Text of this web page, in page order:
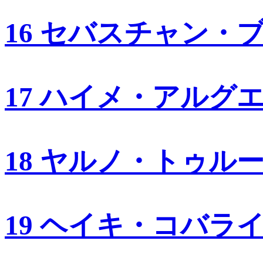
16 セバスチャン・
17 ハイメ・アルグ
18 ヤルノ・トゥル
19 ヘイキ・コバラ